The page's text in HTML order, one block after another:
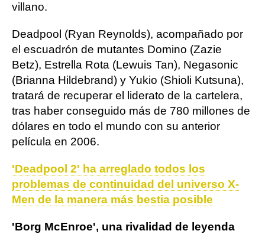
villano.
Deadpool (Ryan Reynolds), acompañado por
el escuadrón de mutantes Domino (Zazie
Betz), Estrella Rota (Lewuis Tan), Negasonic
(Brianna Hildebrand) y Yukio (Shioli Kutsuna),
tratará de recuperar el liderato de la cartelera,
tras haber conseguido más de 780 millones de
dólares en todo el mundo con su anterior
película en 2006.
'Deadpool 2' ha arreglado todos los
problemas de continuidad del universo X-
Men de la manera más bestia posible
'Borg McEnroe', una rivalidad de leyenda